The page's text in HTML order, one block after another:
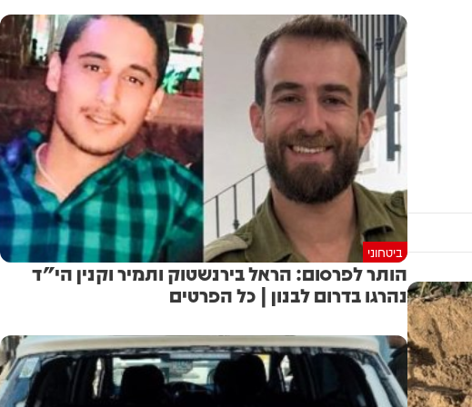
ביטחוני
הותר לפרסום: הראל בירנשטוק ותמיר וקנין הי"ד
נהרגו בדרום לבנון | כל הפרטים